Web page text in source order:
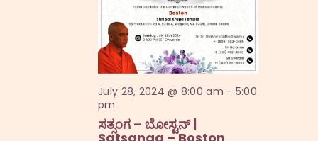
July 28, 2024 @ 8:00 am - 5:00
pm
ಸತ್ಸಂಗ – ಬೋಸ್ಟನ್ |